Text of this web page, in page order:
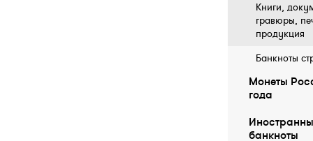
Книги,
гравюры,
продукция
Банкноты
Монеты
года
бaнкноты